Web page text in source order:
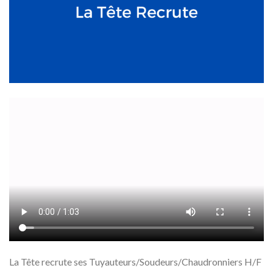
La Tête recrute ses Tuyauteurs/Soudeurs/Chaudronniers H/F